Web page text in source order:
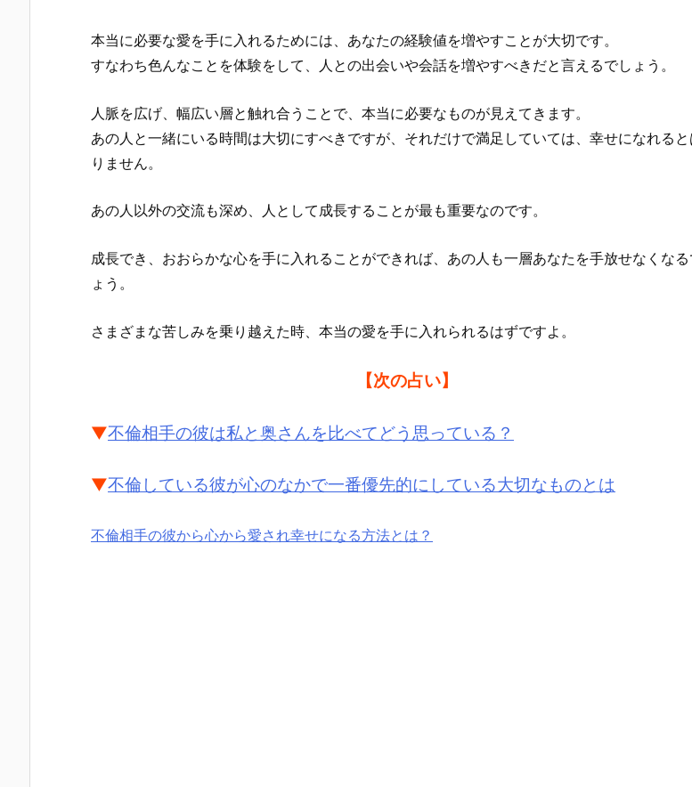
本当に必要な愛を手に入れるためには、あなたの経験値を増やすことが大切です。
すなわち色んなことを体験をして、人との出会いや会話を増やすべきだと言えるでしょう。
人脈を広げ、幅広い層と触れ合うことで、本当に必要なものが見えてきます。
あの人と一緒にいる時間は大切にすべきですが、それだけで満足していては、幸せになれると
りません。
あの人以外の交流も深め、人として成長することが最も重要なのです。
成長でき、おおらかな心を手に入れることができれば、あの人も一層あなたを手放せなくなる
ょう。
さまざまな苦しみを乗り越えた時、本当の愛を手に入れられるはずですよ。
【次の占い】
▼不倫相手の彼は私と奥さんを比べてどう思っている？
▼不倫している彼が心のなかで一番優先的にしている大切なものとは
不倫相手の彼から心から愛され幸せになる方法とは？